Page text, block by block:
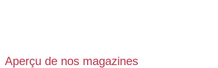
Aperçu de nos magazines